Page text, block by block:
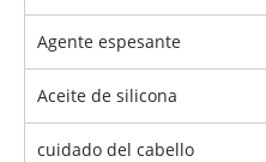
Agente espesante
Aceite de silicona
cuidado del cabello